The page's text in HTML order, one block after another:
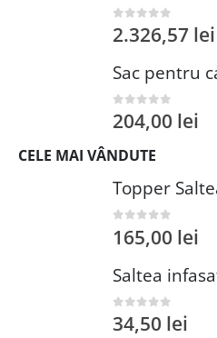
0out of 5
2.326,57 lei
0out of 5
204,00 lei
CELE MAI VÂNDUTE
0 out of 5
165,00 lei
0out of 5
34,50 lei